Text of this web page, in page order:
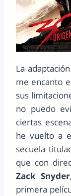
La
me encanto
sus
no puedo
ciertas
he vuelto a
secuela
que con
Zack
primera